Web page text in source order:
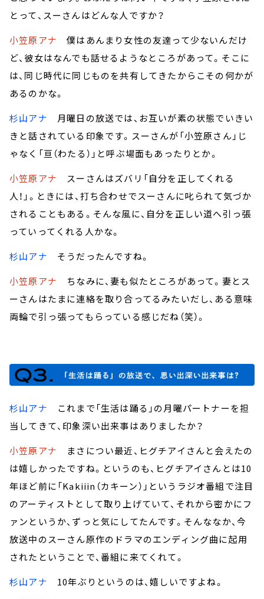
とって、スーさんはどんな人ですか？
小笠原アナ 僕はあんまり女性の友達って少ないんだけ
ど、彼女はなんでも話せるようなところがあって。そこに
は、同じ時代に同じものを共有してきたからこその何かが
あるのかな。
杉山アナ 月曜日の放送では、お互いが素の状態でいきい
きと話されている印象です。スーさんが「小笠原さん」じ
ゃなく「亘（わたる）」と呼ぶ場面もあったりとか。
小笠原アナ スーさんはズバリ「自分を正してくれる
人！」。ときには、打ち合わせでスーさんに叱られて気づか
されることもある。そんな風に、自分を正しい道へ引っ張
っていってくれる人かな。
杉山アナ そうだったんですね。
小笠原アナ ちなみに、妻も似たところがあって。妻とス
ーさんはたまに連絡を取り合ってるみたいだし、ある意味
両輪で引っ張ってもらっている感じだね（笑）。
杉山アナ これまで「生活は踊る」の月曜パートナーを担
当してきて、印象深い出来事はありましたか？
小笠原アナ まさについ最近、ヒグチアイさんと会えたの
は嬉しかったですね。というのも、ヒグチアイさんとは10
年ほど前に「Kakiiin（カキーン）」というラジオ番組で注目
のアーティストとして取り上げていて、それから密かにフ
ァンというか、ずっと気にしてたんです。そんななか、今
放送中のスーさん原作のドラマのエンディング曲に起用
されたということで、番組に来てくれて。
杉山アナ 10年ぶりというのは、嬉しいですよね。